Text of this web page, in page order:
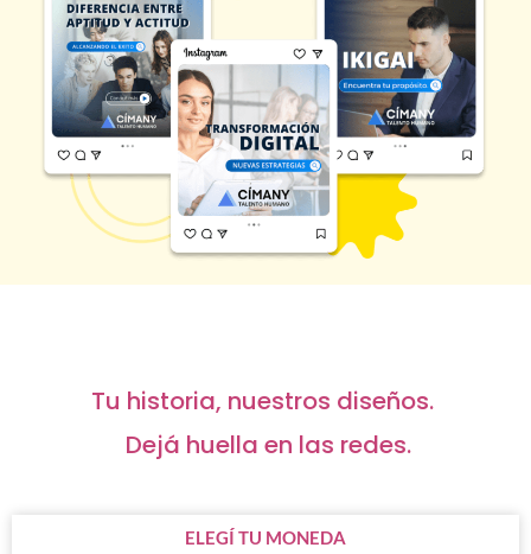
Tu historia, nuestros diseños.
Dejá huella en las redes.
ELEGÍ TU MONEDA